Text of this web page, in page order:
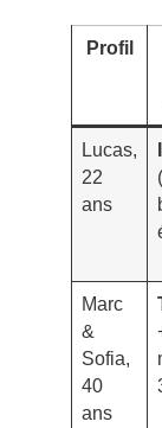
Profil
Lucas,
22
ans
Marc
&
Sofia,
40
ans